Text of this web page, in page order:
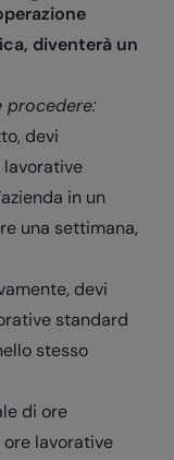
diventerà un
procedere:
devi
in un
una settimana,
devi
standard
stesso
di ore
lavorative